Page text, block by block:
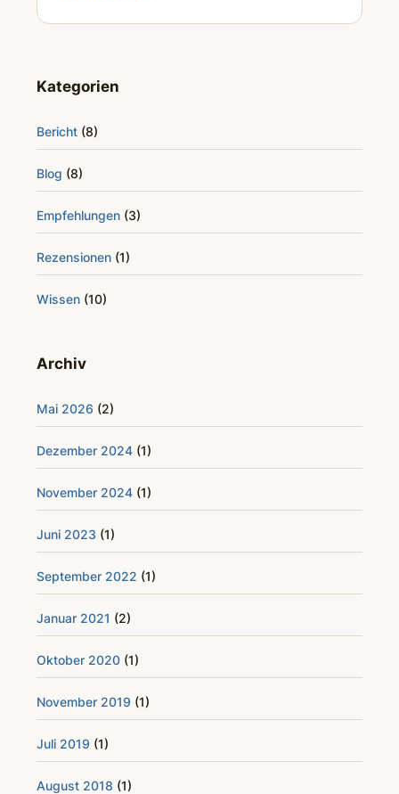
Kategorien
Bericht (8)
Blog (8)
Empfehlungen (3)
Rezensionen (1)
Wissen (10)
Archiv
Mai 2026 (2)
Dezember 2024 (1)
November 2024 (1)
Juni 2023 (1)
September 2022 (1)
Januar 2021 (2)
Oktober 2020 (1)
November 2019 (1)
Juli 2019 (1)
August 2018 (1)